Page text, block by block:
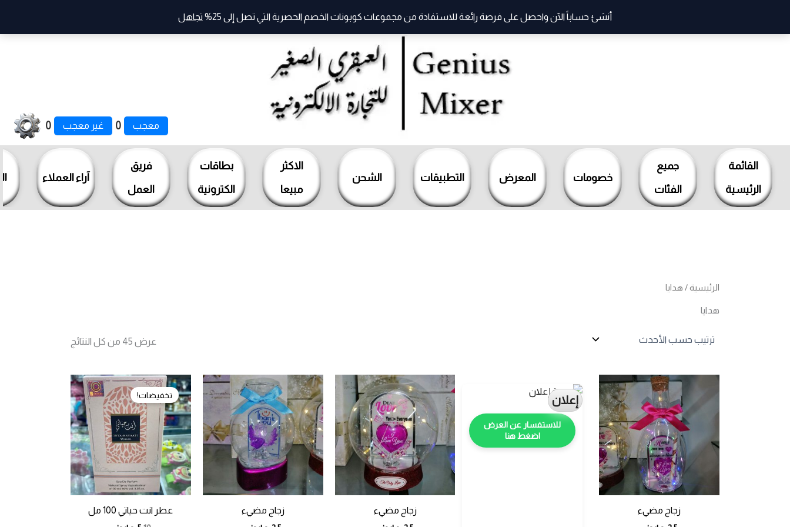
معجب 0 غير معجب 0
القائمة
الرئيسية
جميع
الفئات
خصومات المعرض التطبيقات الشحن
الاكثر
مبيعا
بطاقات
الكترونية
فريق
العمل
آراء العملاء
أنشئ حساباً الآن واحصل على فرصة رائعة للاستفادة من مجموعات كوبونات الخصم الحصرية التي تصل إلى 25% تجاهل
الرئيسية/ هدايا
هدايا
عرض ⁦45⁩ من كل النتائج
زجاج مضيء
إعلان
للاستفسار عن العرض
اضغط هنا
زجاج مضيء زجاج مضيء
تخفيضات!
عطر انت حياتي 100 مل